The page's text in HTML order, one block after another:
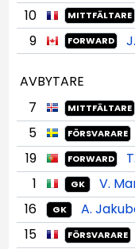
10 MITTFÄLTARE
9 FORWARD
AVBYTARE
7
MITTFÄLTARE
5 FÖRSVARARE
19 FORWARD
1 GK
V.
16
GK
A.
15
FÖRSVARARE